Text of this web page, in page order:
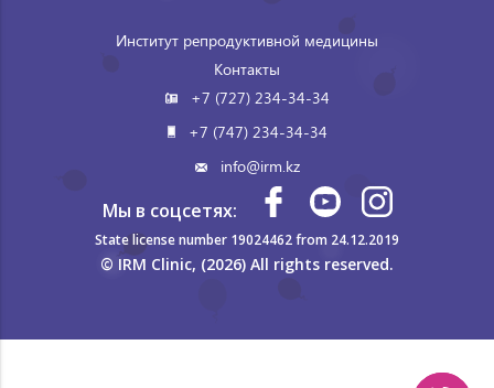
Институт репродуктивной медицины
Контакты
+7 (727) 234-34-34
+7 (747) 234-34-34
info@irm.kz
Мы в соцсетях:
State license number 19024462 from 24.12.2019
© IRM Clinic, (2026) All rights reserved.